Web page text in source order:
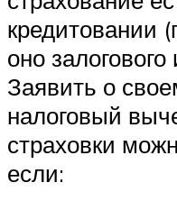
кредитовании
оно
Заявить о
налоговый
страховки
если: